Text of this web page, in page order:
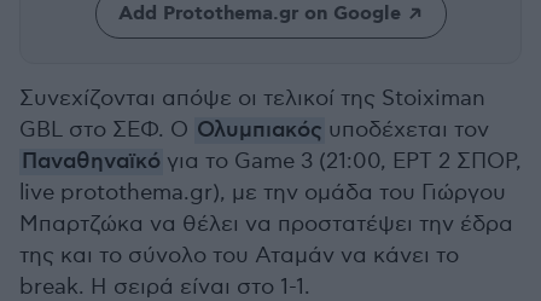
Add Protothema.gr on Google
Συνεχίζονται απόψε οι τελικοί της Stoiximan
GBL στο ΣΕΦ. Ο Ολυμπιακός υποδέχεται τον
Παναθηναϊκό για το Game 3 (21:00, ΕΡΤ 2 ΣΠΟΡ,
live protothema.gr), με την ομάδα του Γιώργου
Μπαρτζώκα να θέλει να προστατέψει την έδρα
της και το σύνολο του Αταμάν να κάνει το
break. H σειρά είναι στο 1-1.